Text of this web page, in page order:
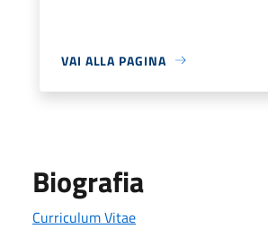
VAI ALLA PAGINA
Biografia
Curriculum Vitae